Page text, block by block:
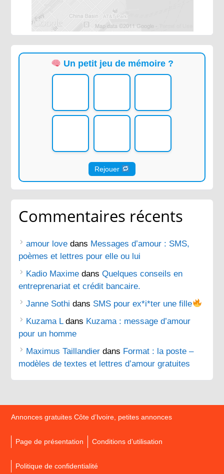
Un petit jeu de mémoire ?
Rejouer
Commentaires récents
amour love dans Messages d’amour : SMS,
poèmes et lettres pour elle ou lui
Kadio Maxime dansQuelques conseils en
entreprenariat et crédit bancaire.
Janne Sothi dans SMS pour ex*i*ter une fille
Kuzama Ldans Kuzama : message d’amour
pour un homme
Maximus Taillandier dans Format : la poste –
modèles de textes et lettres d’amour gratuites
Annonces gratuites Côte d’Ivoire, petites annonces
Page de présentation Conditions d’utilisation
Politique de confidentialité